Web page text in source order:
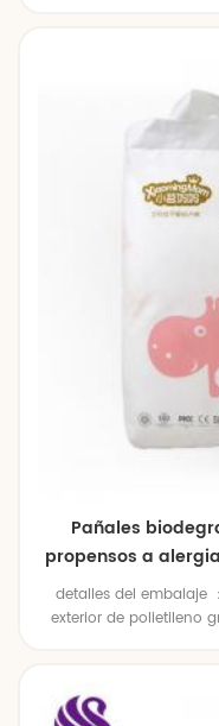
Pañales
propensos a
detalles del embalaje
exterior de polietileno